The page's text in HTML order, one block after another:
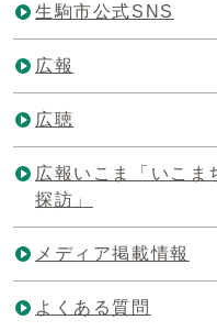
生駒市公式SNS
広報
広聴
広報いこま「いこま
探訪」
メディア掲載情報
よくある質問